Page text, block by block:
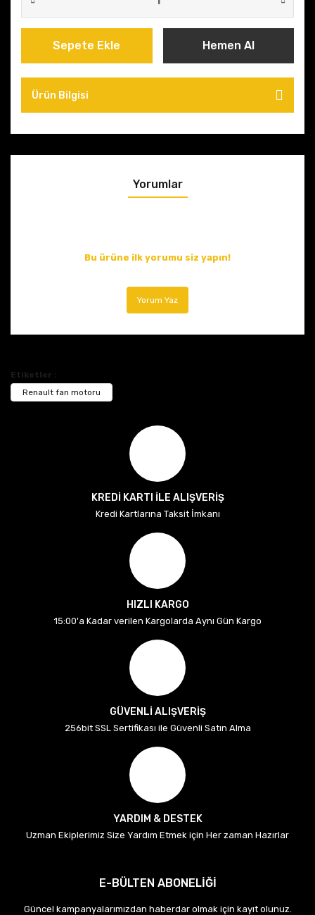
Sepete Ekle Hemen Al
Ürün Bilgisi
Yorumlar
Bu ürüne ilk yorumu siz yapın!
Yorum Yaz
Etiketler :
Renault fan motoru
KREDİ KARTI İLE ALIŞVERİŞ
Kredi Kartlarına Taksit İmkanı
HIZLI KARGO
15:00'a Kadar verilen Kargolarda Aynı Gün Kargo
GÜVENLİ ALIŞVERİŞ
256bit SSL Sertifikası ile Güvenli Satın Alma
YARDIM & DESTEK
Uzman Ekiplerimiz Size Yardım Etmek için Her zaman Hazırlar
E-BÜLTEN ABONELİĞİ
Güncel kampanyalarımızdan haberdar olmak için kayıt olunuz.